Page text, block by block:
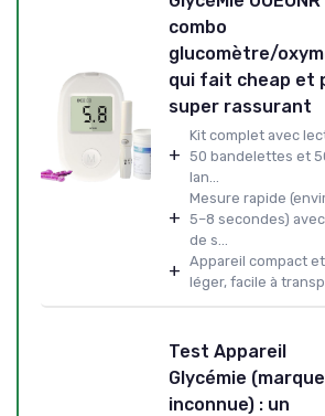
combo
glucomètre/
qui fait cheap et
super rassurant
+
Kit complet avec
50 bandelettes et
lan...
+
Mesure rapide
5–8 secondes)
de s...
+ Appareil compact et
léger, facile à
Test Appareil
Glycémie (marque
inconnue) : un